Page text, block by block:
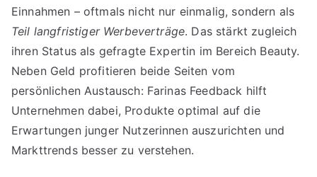
Einnahmen – oftmals nicht nur einmalig, sondern als
Teil langfristiger Werbeverträge. Das stärkt zugleich
ihren Status als gefragte Expertin im Bereich Beauty.
Neben Geld profitieren beide Seiten vom
persönlichen Austausch: Farinas Feedback hilft
Unternehmen dabei, Produkte optimal auf die
Erwartungen junger Nutzerinnen auszurichten und
Markttrends besser zu verstehen.